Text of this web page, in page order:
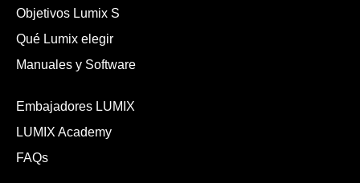
Objetivos Lumix S
Qué Lumix elegir
Manuales y Software
Embajadores LUMIX
LUMIX Academy
FAQs